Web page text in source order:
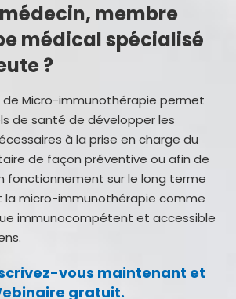
membre
médical spécialisé
?
de Micro-immunothérapie permet
de santé de développer les
à la prise en charge du
de façon préventive ou afin de
fonctionnement sur le long terme
micro-immunothérapie comme
immunocompétent et accessible
vous maintenant et
gratuit.